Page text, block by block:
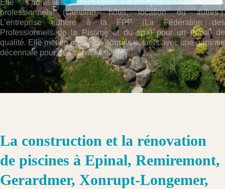
Elle s’adresse aussi bien aux particuliers qu’aux
professionnels (camping, hôtel, location ou autres.).
L’entreprise adhère à la FPP (La Fédération des
Professionnels de la Piscine et du spa) pour un travail de
qualité. Elle met en place les normes actuels avec une garantie
décennale pour des services fiable.
La construction et la rénovation
de piscines à Epinal, Remiremont,
Gerardmer, Xonrupt-Longemer,